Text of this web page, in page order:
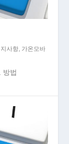
사항 가온모바
방법